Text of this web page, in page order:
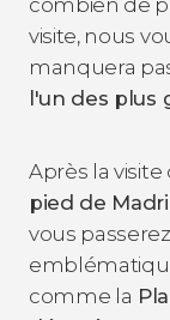
visite, nous
manquera
l'un des plus
Après la
pied de
vous
comme la